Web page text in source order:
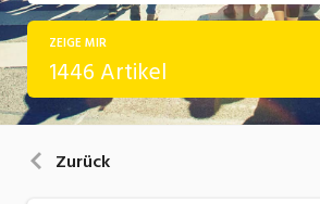
Arbeit
Ausbildung / Weiterbildung
ZEIGE MIR
1446 Artikel
Zurück